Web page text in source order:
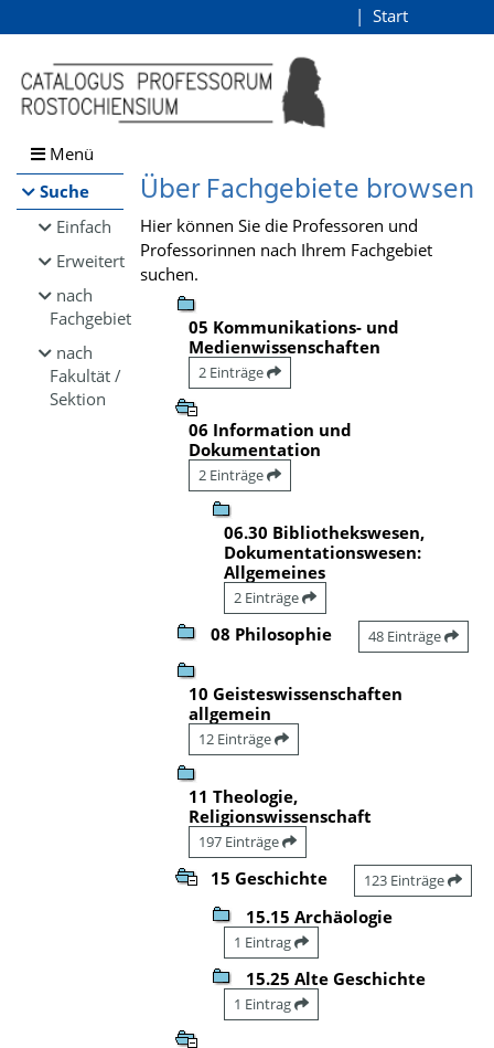
Browsen
direkt zum Inhalt
Start
Menü
Suche
Einfach
Erweitert
nach
Fachgebiet
nach
Fakultät /
Sektion
Über Fachgebiete browsen
Hier können Sie die Professoren und
Professorinnen nach Ihrem Fachgebiet
suchen.
05 Kommunikations- und
Medienwissenschaften
2 Einträge
06 Information und
Dokumentation
2 Einträge
06.30 Bibliothekswesen,
Dokumentationswesen:
Allgemeines
2 Einträge
08 Philosophie 48 Einträge
10 Geisteswissenschaften
allgemein
12 Einträge
11 Theologie,
Religionswissenschaft
197 Einträge
15 Geschichte 123 Einträge
15.15 Archäologie
1 Eintrag
15.25 Alte Geschichte
1 Eintrag